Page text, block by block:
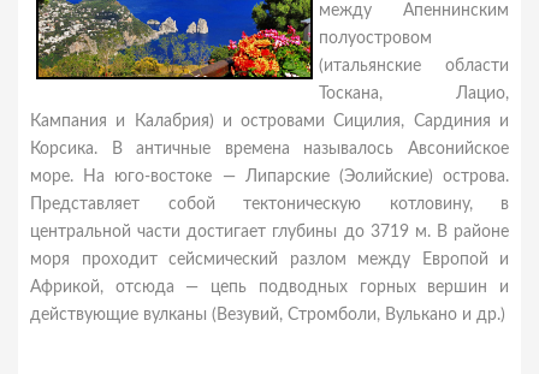
между Апеннинским
полуостровом
(итальянские области
Тоскана, Лацио,
Кампания и Калабрия) и островами Сицилия, Сардиния и
Корсика. В античные времена называлось Авсонийское
море. На юго-востоке — Липарские (Эолийские) острова.
Представляет собой тектоническую котловину, в
центральной части достигает глубины до 3719 м. В районе
моря проходит сейсмический разлом между Европой и
Африкой, отсюда — цепь подводных горных вершин и
действующие вулканы (Везувий, Стромболи, Вулькано и др.)